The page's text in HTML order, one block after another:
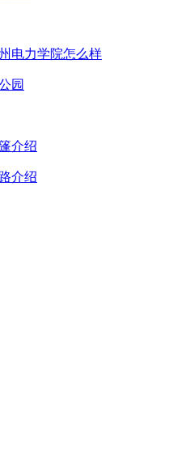
电力学院怎么样
园
介绍
介绍